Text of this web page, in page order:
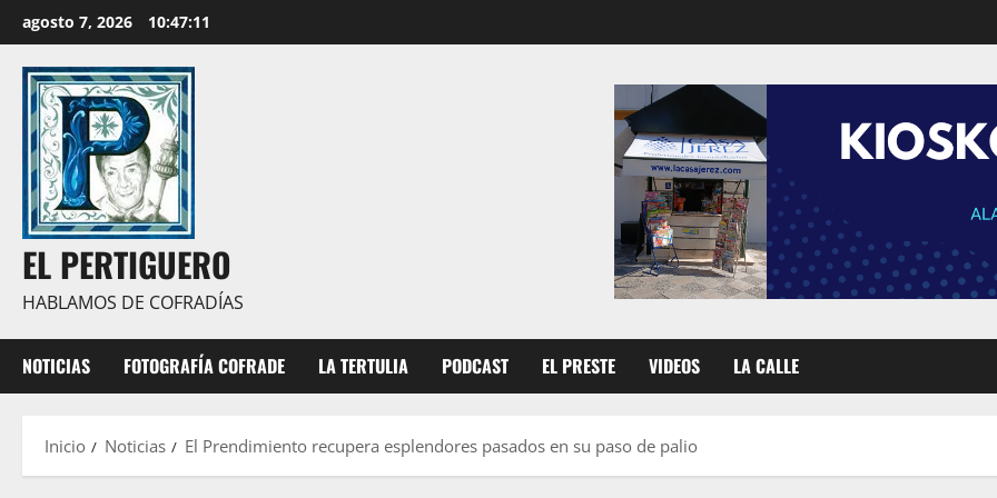
al
contenido
agosto 7, 2026 10:47:13
EL PERTIGUERO
HABLAMOS DE COFRADÍAS
NOTICIAS FOTOGRAFÍA COFRADE LA TERTULIA PODCAST EL PRESTE VIDEOS LA CALLE
Inicio Noticias El Prendimiento recupera esplendores pasados en su paso de palio